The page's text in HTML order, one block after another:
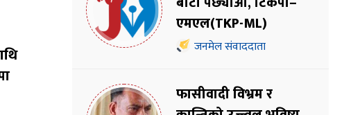
एमएल(TKP-ML)
जनमेल संवाददाता
फासीवादी विभ्रम र